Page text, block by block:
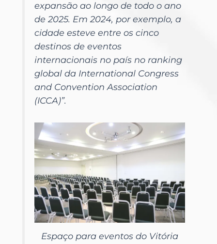
expansão ao longo de todo o ano
de 2025. Em 2024, por exemplo, a
cidade esteve entre os cinco
destinos de eventos
internacionais no país no ranking
global da International Congress
and Convention Association
(ICCA)”.
Espaço para eventos do Vitória